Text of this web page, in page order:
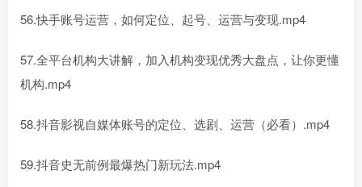
56.快手账号运营，如何定位、起号、运营与变现.mp4
57.全平台机构大讲解，加入机构变现优秀大盘点，让你更懂
机构.mp4
58.抖音影视自媒体账号的定位、选剧、运营（必看）.mp4
59.抖音史无前例最爆热门新玩法.mp4